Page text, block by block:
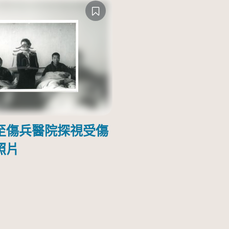
傷兵醫院探視受傷
片